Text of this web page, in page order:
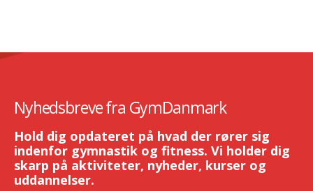
Nyhedsbreve fra GymDanmark
Hold dig opdateret på hvad der rører sig
indenfor gymnastik og fitness. Vi holder dig
skarp på aktiviteter, nyheder, kurser og
uddannelser.